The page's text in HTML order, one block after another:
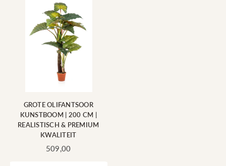
GROTE OLIFANTSOOR
KUNSTBOOM | 200 CM |
REALISTISCH & PREMIUM
KWALITEIT
Standaard
509,00